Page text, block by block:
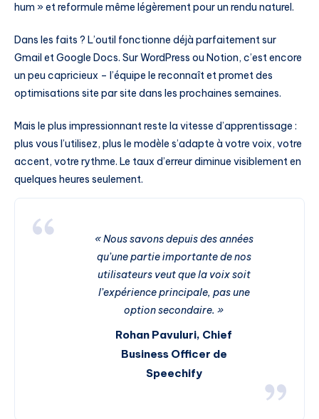
hum » et reformule même légèrement pour un rendu naturel.
Dans les faits ? L’outil fonctionne déjà parfaitement sur
Gmail et Google Docs. Sur WordPress ou Notion, c’est encore
un peu capricieux – l’équipe le reconnaît et promet des
optimisations site par site dans les prochaines semaines.
Mais le plus impressionnant reste la vitesse d’apprentissage :
plus vous l’utilisez, plus le modèle s’adapte à votre voix, votre
accent, votre rythme. Le taux d’erreur diminue visiblement en
quelques heures seulement.
« Nous savons depuis des années
qu’une partie importante de nos
utilisateurs veut que la voix soit
l’expérience principale, pas une
option secondaire. »
Rohan Pavuluri, Chief
Business Officer de
Speechify